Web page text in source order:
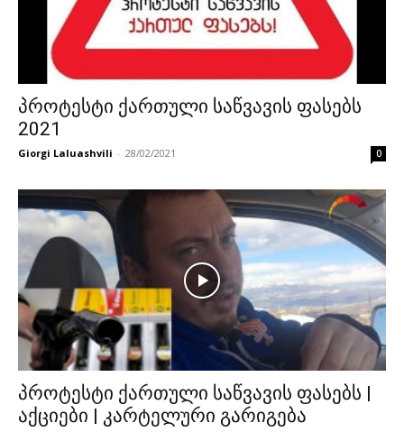
პროტესტი ქართული საწვავის ფასებს
2021
Giorgi Laluashvili - 28/02/2021 0
პროტესტი ქართული საწვავის ფასებს |
აქციები | კარტელური გარიგება